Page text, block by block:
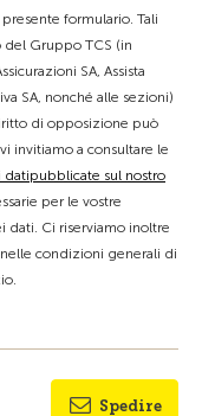
formulario. Tali
del Gruppo TCS (in
SA, Assista
SA, nonché alle sezioni)
di opposizione può
invitiamo a consultare le
datipubblicate sul nostro
per le vostre
dati. Ci riserviamo inoltre
condizioni generali di
Spedire